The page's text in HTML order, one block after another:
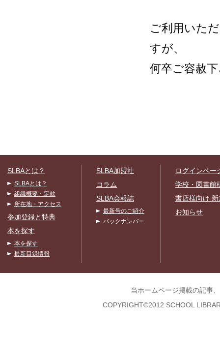
ご利用いた
すが、
何卒ご容赦
SLBAとは？
SLBAとは？
組織概要・定款
所在地・アクセス
参加登録と特典
本を探す
本を探す
最新目録情報
SLBA加盟社
コラム
SLBA会報誌
最新号のご紹介
バックナンバー
ログインペー
学校・図書館
書店様向け
お知らせ
当ホームページ掲載の記事
COPYRIGHT©2012 SCHOOL